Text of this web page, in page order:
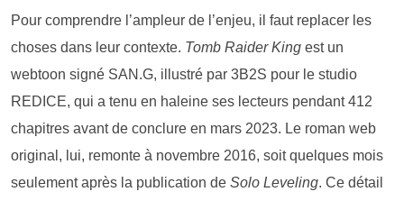
Pour comprendre l’ampleur de l’enjeu, il faut replacer les
choses dans leur contexte. Tomb Raider King est un
webtoon signé SAN.G, illustré par 3B2S pour le studio
REDICE, qui a tenu en haleine ses lecteurs pendant 412
chapitres avant de conclure en mars 2023. Le roman web
original, lui, remonte à novembre 2016, soit quelques mois
seulement après la publication de Solo Leveling. Ce détail